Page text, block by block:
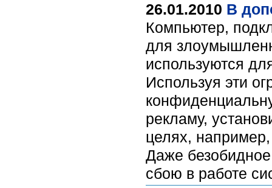
26.01.2010 В
Компьютер,
для
используются
Используя эти
рекламу,
целях,
Даже
сбою в работе